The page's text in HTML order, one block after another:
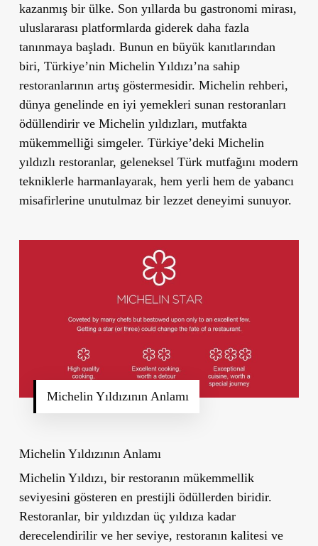
kazanmış bir ülke. Son yıllarda bu gastronomi mirası,
uluslararası platformlarda giderek daha fazla
tanınmaya başladı. Bunun en büyük kanıtlarından
biri, Türkiye’nin Michelin Yıldızı’na sahip
restoranlarının artış göstermesidir. Michelin rehberi,
dünya genelinde en iyi yemekleri sunan restoranları
ödüllendirir ve Michelin yıldızları, mutfakta
mükemmelliği simgeler. Türkiye’deki Michelin
yıldızlı restoranlar, geleneksel Türk mutfağını modern
tekniklerle harmanlayarak, hem yerli hem de yabancı
misafirlerine unutulmaz bir lezzet deneyimi sunuyor.
Michelin Yıldızının Anlamı
Michelin Yıldızının Anlamı
Michelin Yıldızı, bir restoranın mükemmellik
seviyesini gösteren en prestijli ödüllerden biridir.
Restoranlar, bir yıldızdan üç yıldıza kadar
derecelendirilir ve her seviye, restoranın kalitesi ve